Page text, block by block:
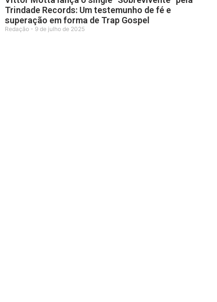
Trindade Records: Um testemunho de fé e
superação em forma de Trap Gospel
Redação 9 de julho de 2025